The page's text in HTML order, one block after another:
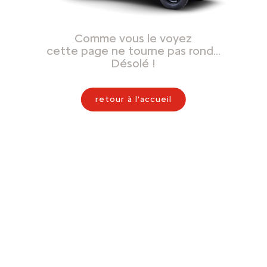
Comme vous le voyez
cette page ne tourne pas rond…
Désolé !
retour à l'accueil